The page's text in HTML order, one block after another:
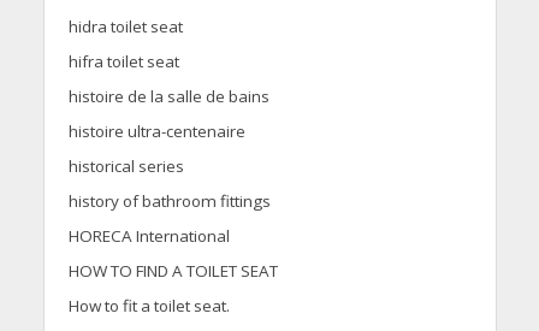
hidra toilet seat
hifra toilet seat
histoire de la salle de bains
histoire ultra-centenaire
historical series
history of bathroom fittings
HORECA International
HOW TO FIND A TOILET SEAT
How to fit a toilet seat.